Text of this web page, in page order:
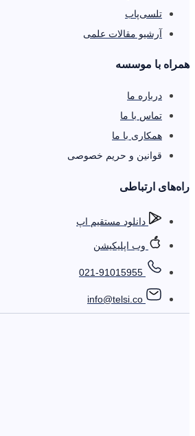
تلسی‌پاب
آرشیو مقالات علمی
همراه با موسسه
درباره ما
تماس با ما
همکاری با ما
قوانین و حریم خصوصی
را‌ه‌های ارتباطی
دانلود مستقیم اپ
وب اپلیکیشن
021-91015955
info@telsi.co